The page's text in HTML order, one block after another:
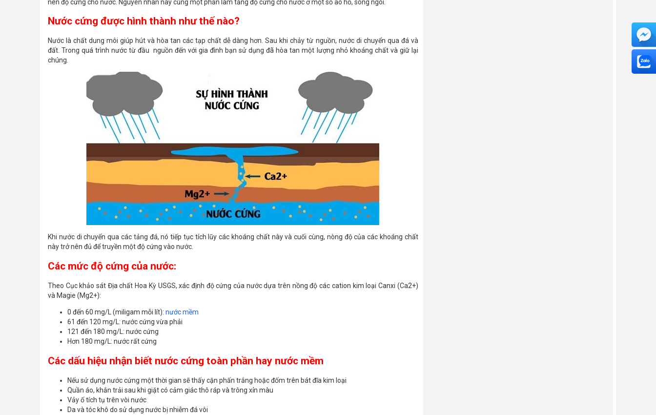
nên độ cứng cho nước. Nguyên nhân này cũng một phần làm tăng độ cứng cho nước ở một số ao hồ, sông ngòi.
Nước cứng được hình thành như thế nào?
Nước là chất dung môi giúp hút và hòa tan các tạp chất dễ dàng hơn. Sau khi chảy từ nguồn, nước di chuyển qua đá và
đất. Trong quá trình nước từ đầu nguồn đến với gia đình bạn sử dụng đã hòa tan một lượng nhỏ khoáng chất và giữ lại
chúng.
Khi nước di chuyển qua các tảng đá, nó tiếp tục tích lũy các khoáng chất này và cuối cùng, nòng độ của các khoáng chất
này trở nên đủ để truyền một độ cứng vào nước.
Các mức độ cứng của nước:
Theo Cục khảo sát Địa chất Hoa Kỳ USGS, xác định độ cứng của nước dựa trên nồng độ các cation kim loại Canxi (Ca2+)
và Magie (Mg2+):
0 đến 60 mg/L (miligam mỗi lít): nước mềm
61 đến 120 mg/L: nước cứng vừa phải
121 đến 180 mg/L: nước cứng
Hơn 180 mg/L: nước rất cứng
Các dấu hiệu nhận biết nước cứng toàn phần hay nước mềm
Nếu sử dụng nước cứng một thời gian sẽ thấy cặn phấn trắng hoặc đốm trên bát đĩa kim loại
Quần áo, khắn trải sau khi giặt có cảm giác thô ráp và trông xỉn màu
Vảy ố tích tụ trên vòi nước
Da và tóc khô do sử dụng nước bị nhiễm đá vôi